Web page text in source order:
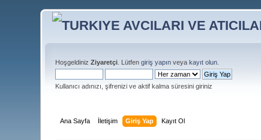
HoşgeldinizZiyaretçi . Lütfengiriş yapın veyakayıt olun
Kullanıcı adınızı, şifrenizi ve aktif kalma süresini giriniz
Ana Sayfa İletişim Giriş Yap Kayıt Ol